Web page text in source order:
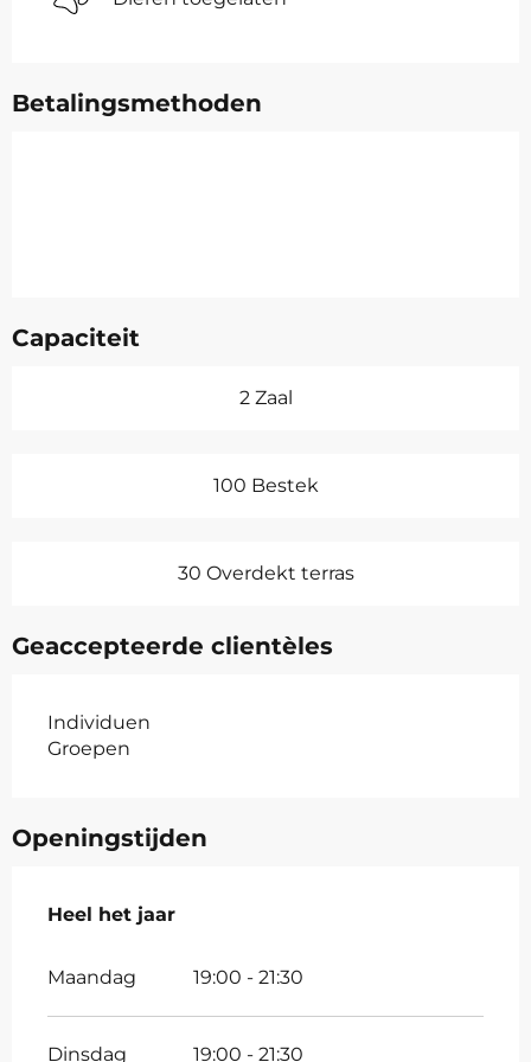
Betalingsmethoden
Capaciteit
2 Zaal
100 Bestek
30 Overdekt terras
Geaccepteerde clientèles
Individuen
Groepen
Openingstijden
Heel het jaar
Heel het jaar
Maandag 19:00 - 21:30
Dinsdag 19:00 - 21:30